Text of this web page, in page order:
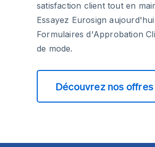
satisfaction client tout en
Essayez Eurosign
Formulaires d'Approbation
de mode.
Découvrez nos offres